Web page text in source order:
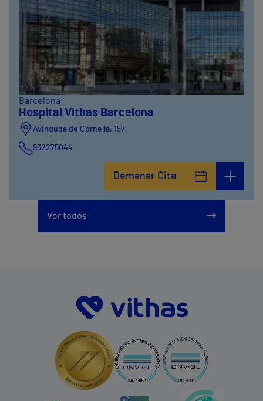
Barcelona
Hospital Vithas Barcelona
Avinguda de Cornellà, 157
932275044
Demanar Cita
Ver todos